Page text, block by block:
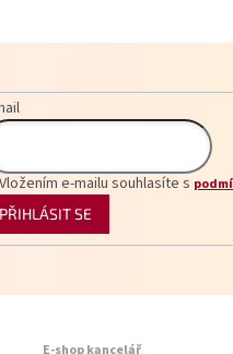
Vložením e-mailu souhlasíte s
PŘIHLÁSIT SE
E-shop kancelář